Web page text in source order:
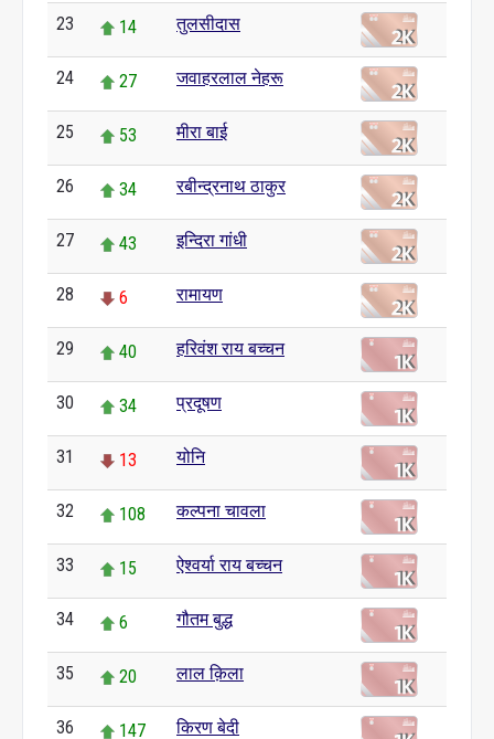
23 14 तुलसीदास
24 27 जवाहरलाल नेहरू
25 53 मीरा बाई
26 34 रबीन्द्रनाथ ठाकुर
27 43 इन्दिरा गांधी
28 6 रामायण
29 40 हरिवंश राय बच्चन
30 34 प्रदूषण
31 13 योनि
32 108 कल्पना चावला
33 15 ऐश्वर्या राय बच्चन
34 6 गौतम बुद्ध
35 20 लाल क़िला
36 147 किरण बेदी